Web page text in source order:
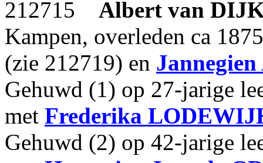
212715 Albert van
Kampen, overleden ca
(zie 212719) en
Gehuwd (1) op 27-jarige
met Frederika
Gehuwd (2) op 42-jarige